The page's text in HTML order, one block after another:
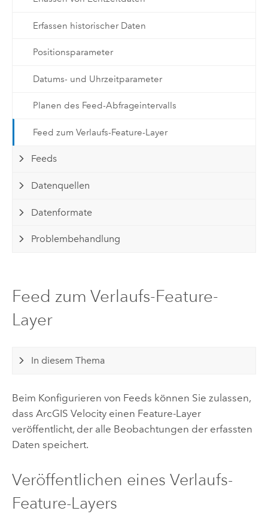
Erfassen historischer Daten
Positionsparameter
Datums- und Uhrzeitparameter
Planen des Feed-Abfrageintervalls
Feed zum Verlaufs-Feature-Layer
Feeds
Datenquellen
Datenformate
Problembehandlung
Feed zum Verlaufs-Feature-
Layer
In diesem Thema
Beim Konfigurieren von Feeds können Sie zulassen,
dass ArcGIS Velocityeinen Feature-Layer
veröffentlicht, der alle Beobachtungen der erfassten
Daten speichert.
Veröffentlichen eines Verlaufs-
Feature-Layers